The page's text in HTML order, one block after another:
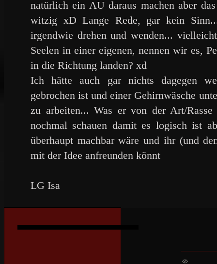
natürlich ein AU daraus machen aber
witzig xD Lange Rede, gar kein
irgendwie drehen und wenden...
Seelen in einer eigenen, nennen wir es,
in die Richtung landen? xd
Ich hätte auch gar nichts dagegen
gebrochen ist und einer Gehirnwäsche
zu arbeiten... Was er von der Art/
nochmal schauen damit es logisch ist
überhaupt machbar wäre und ihr (und
mit der Idee anfreunden könnt
LG Isa